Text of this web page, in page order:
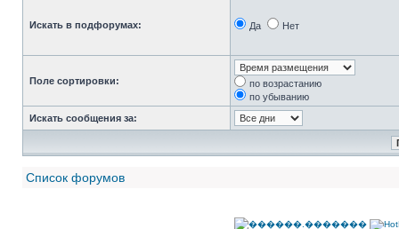
Искать в подфорумах: Да Нет
Поле сортировки:
по возрастанию
по убыванию
Искать сообщения за:
Список форумов